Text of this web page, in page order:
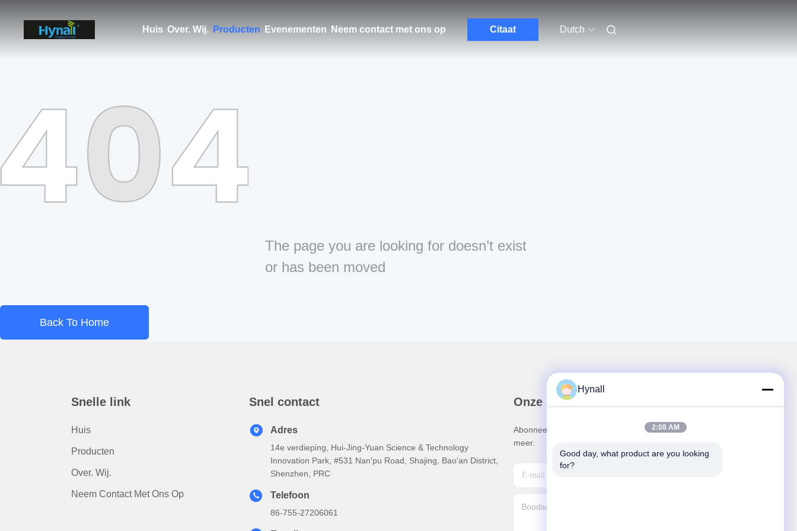
Huis Over. Wij. Producten Evenementen Neem contact met ons op Citaat Dutch
The page you are looking for doesn’t exist
or has been moved
Back To Home
Snelle link
Huis
Producten
Over. Wij.
Neem Contact Met Ons Op
Snel contact
Adres
14e verdieping, Hui-Jing-Yuan Science & Technology
Innovation Park, #531 Nan'pu Road, Shajing, Bao'an District,
Shenzhen, PRC
Telefoon
86-755-27206061
Onze Nieuwsbrief
Abonneer u op onze nieuwsbrief voor kortingen en
meer.
Hynall
2:08 AM
Good day, what product are you looking
for?